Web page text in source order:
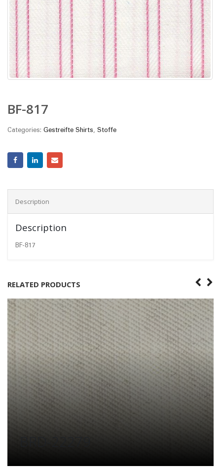
BF-817
Categories: Gestreifte Shirts, Stoffe
Description
Description
BF-817
RELATED PRODUCTS
BRD-22279